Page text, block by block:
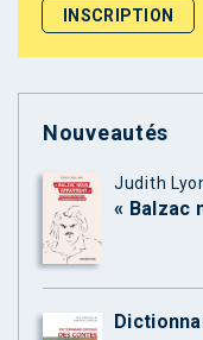
Nouveautés
Judith
« Balzac